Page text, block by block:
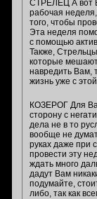
СТРЕЛЕЦ А вот
рабочая
того, чтобы
Эта неделя
с помощью
Также,
которые
навредить Вам,
жизнь уже с
КОЗЕРОГ Для
сторону с
дела не в то
вообще не
руках даже при
провести эту
ждать много
дадут Вам
подумайте,
либо, так как